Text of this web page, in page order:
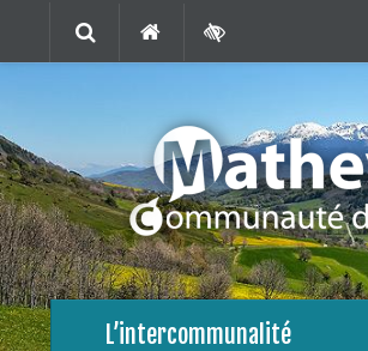
L’intercommunalité